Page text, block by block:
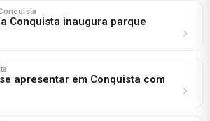
Conquista inaugura parque
apresentar em Conquista com